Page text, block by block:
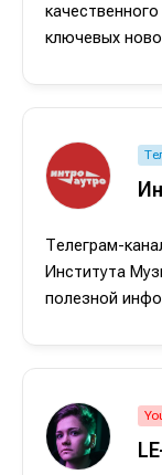
Написание
Исполнение
Инструменты
Написание
Исполнение
Инструменты
ключевых
Телеграм-
Института
полезной